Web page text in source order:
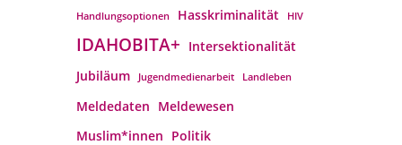
Handlungsoptionen Hasskriminalität HIV
IDAHOBITA+ Intersektionalität
Jubiläum
Jugendmedienarbeit Landleben
Meldedaten Meldewesen
Muslim*innen Politik